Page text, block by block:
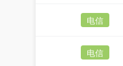
电信
电信